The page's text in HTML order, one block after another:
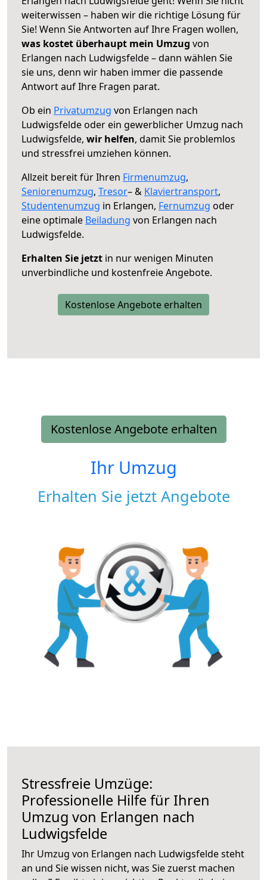
weiterwissen – haben wir die richtige Lösung für
Sie! Wenn Sie Antworten auf Ihre Fragen wollen,
was kostet überhaupt mein Umzug von
Erlangen nach Ludwigsfelde – dann wählen Sie
sie uns, denn wir haben immer die passende
Antwort auf Ihre Fragen parat.
Ob ein Privatumzug von Erlangen nach
Ludwigsfelde oder ein gewerblicher Umzug nach
Ludwigsfelde, wir helfen, damit Sie problemlos
und stressfrei umziehen können.
Allzeit bereit für Ihren Firmenumzug,
Seniorenumzug, Tresor– & Klaviertransport,
Studentenumzug in Erlangen, Fernumzug oder
eine optimale Beiladung von Erlangen nach
Ludwigsfelde.
Erhalten Sie jetzt in nur wenigen Minuten
unverbindliche und kostenfreie Angebote.
Kostenlose Angebote erhalten
Kostenlose Angebote erhalten
Ihr Umzug
Erhalten Sie jetzt Angebote
Stressfreie Umzüge:
Professionelle Hilfe für Ihren
Umzug von Erlangen nach
Ludwigsfelde
Ihr Umzug von Erlangen nach Ludwigsfelde steht
an und Sie wissen nicht, was Sie zuerst machen